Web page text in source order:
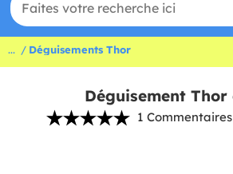
... Déguisements Thor
Déguisement Thor
1 Commentaires